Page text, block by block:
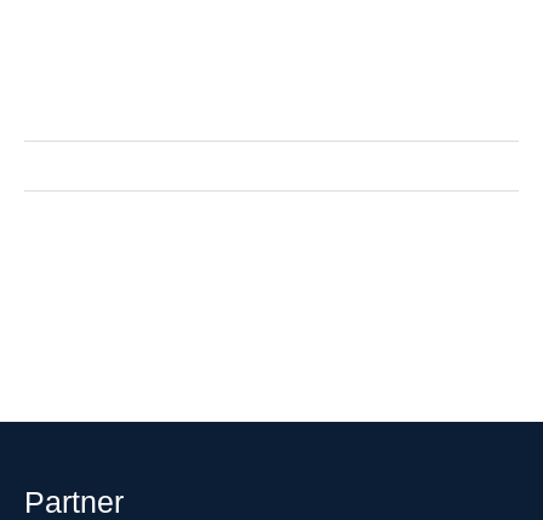
Partner